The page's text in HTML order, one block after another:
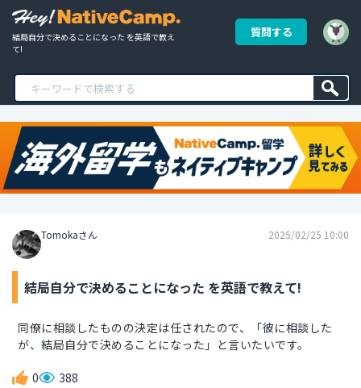
結局自分で決めることになった を英語で教え
て!
質問する
Tomokaさん 2025/02/25 10:00
結局自分で決めることになった を英語で教えて!
同僚に相談したものの決定は任されたので、「彼に相談した
が、結局自分で決めることになった」と言いたいです。
0 388